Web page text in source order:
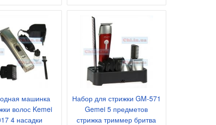
машинка
волос Kemei
4 насадки
Набор для стрижки GM-571
Gemei 5 предметов
стрижка триммер бритва